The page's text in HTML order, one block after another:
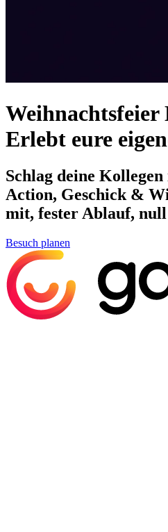
Weihnachtsfeier
Erlebt eure
Schlag deine Kollegen
Action, Geschick &
mit, fester Ablauf, null
Besuch planen